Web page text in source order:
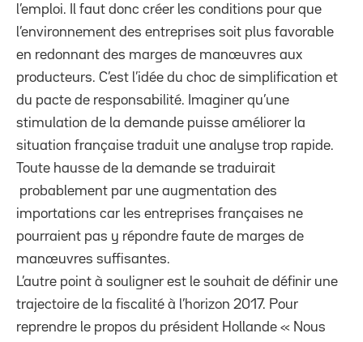
l’emploi. Il faut donc créer les conditions pour que
l’environnement des entreprises soit plus favorable
en redonnant des marges de manœuvres aux
producteurs. C’est l’idée du choc de simplification et
du pacte de responsabilité. Imaginer qu’une
stimulation de la demande puisse améliorer la
situation française traduit une analyse trop rapide.
Toute hausse de la demande se traduirait
probablement par une augmentation des
importations car les entreprises françaises ne
pourraient pas y répondre faute de marges de
manœuvres suffisantes.
L’autre point à souligner est le souhait de définir une
trajectoire de la fiscalité à l’horizon 2017. Pour
reprendre le propos du président Hollande « Nous